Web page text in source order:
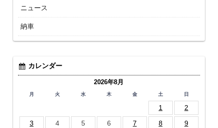
ニュース
納車
カレンダー
2026年8月
月 火 水 木 金 土 日
1
2
3
4 5 6 7 8
9